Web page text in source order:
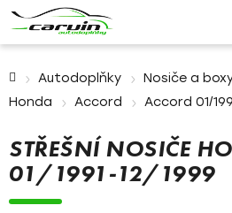
Autodoplňky Nosiče a
Honda
Accord Accord 01/
STŘEŠNÍ NOSIČE
01/1991-12/1999